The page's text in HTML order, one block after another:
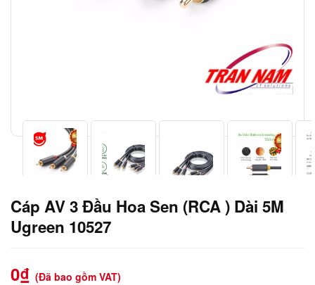
Cáp AV 3 Đầu Hoa Sen (RCA ) Dài 5M
Ugreen 10527
0₫ (Đã bao gồm VAT)